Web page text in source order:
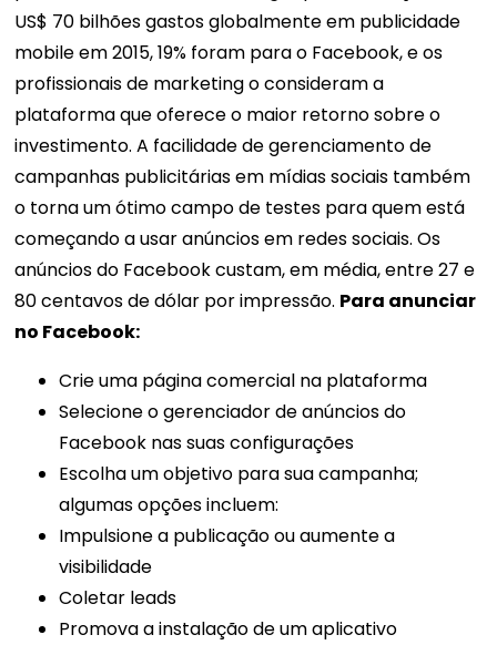
US$ 70 bilhões gastos globalmente em publicidade
mobile em 2015, 19% foram para o Facebook, e os
profissionais de marketing o consideram a
plataforma que oferece o maior retorno sobre o
investimento. A facilidade de gerenciamento de
campanhas publicitárias em mídias sociais também
o torna um ótimo campo de testes para quem está
começando a usar anúncios em redes sociais. Os
anúncios do Facebook custam, em média, entre 27 e
80 centavos de dólar por impressão. Para anunciar
no Facebook:
Crie uma página comercial na plataforma
Selecione o gerenciador de anúncios do
Facebook nas suas configurações
Escolha um objetivo para sua campanha;
algumas opções incluem:
Impulsione a publicação ou aumente a
visibilidade
Coletar leads
Promova a instalação de um aplicativo